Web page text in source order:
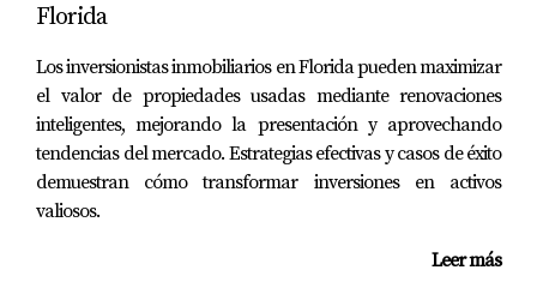
Florida
Los inversionistas inmobiliarios en Florida pueden maximizar
el valor de propiedades usadas mediante renovaciones
inteligentes, mejorando la presentación y aprovechando
tendencias del mercado. Estrategias efectivas y casos de éxito
demuestran cómo transformar inversiones en activos
valiosos.
Leer más